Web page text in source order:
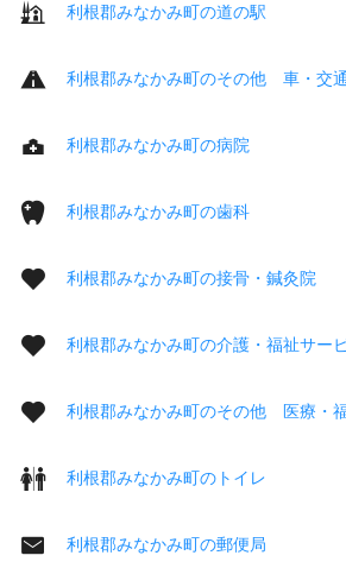
利根郡みなかみ町の道の駅
利根郡みなかみ町のその他 車・交通
利根郡みなかみ町の病院
利根郡みなかみ町の歯科
利根郡みなかみ町の接骨・鍼灸院
利根郡みなかみ町の介護・福祉サー
利根郡みなかみ町のその他 医療・
利根郡みなかみ町のトイレ
利根郡みなかみ町の郵便局